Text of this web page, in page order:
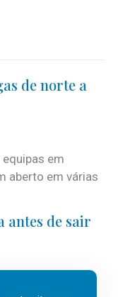
de norte a
em
aberto em várias
antes de sair
os fins-de-
fica mais